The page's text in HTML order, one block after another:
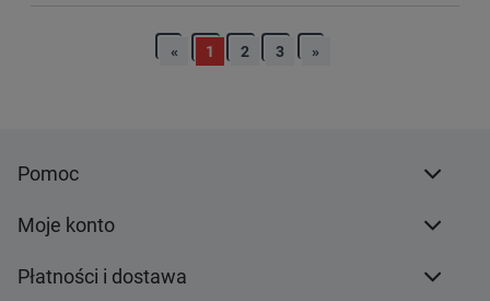
« 1 2 3 »
Pomoc
Moje konto
Płatności i dostawa